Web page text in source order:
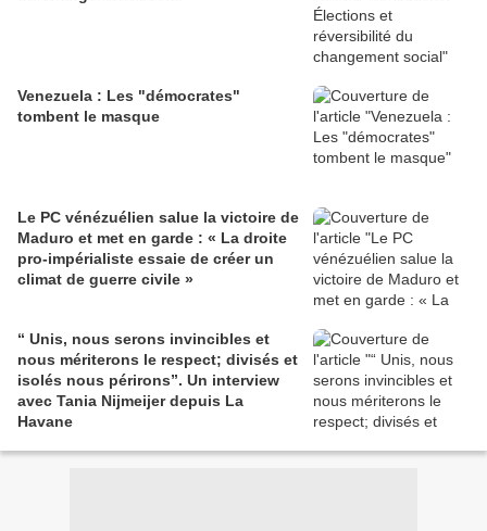
Venezuela : Les "démocrates"
tombent le masque
Le PC vénézuélien salue la victoire de
Maduro et met en garde : « La droite
pro-impérialiste essaie de créer un
climat de guerre civile »
“ Unis, nous serons invincibles et
nous mériterons le respect; divisés et
isolés nous périrons”. Un interview
avec Tania Nijmeijer depuis La
Havane